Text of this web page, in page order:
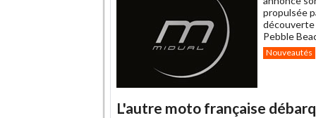
propulsée
découverte
Pebble
Nouveautés
L'autre moto française